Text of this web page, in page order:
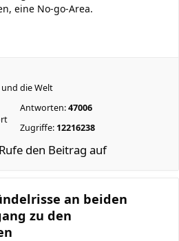
eine No-go-Area.
die Welt
Antworten:47006
Zugriffe: 12216238
Rufe den Beitrag auf
an beiden
zu den